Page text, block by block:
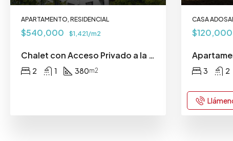
APARTAMENTO, RESIDENCIAL
$540,000 $1,421/m2
Chalet con Acceso Privado a la Playa
2 1 380m2
CASA
$120,000
3 2